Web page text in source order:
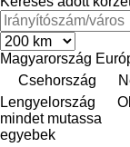
Magyarország
Csehország
Lengyelország
mindet mutassa
egyebek